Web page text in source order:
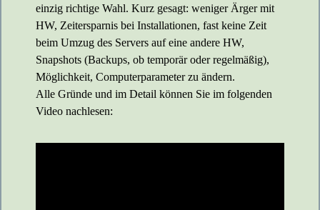
einzig richtige Wahl. Kurz gesagt: weniger Ärger mit
HW, Zeitersparnis bei Installationen, fast keine Zeit
beim Umzug des Servers auf eine andere HW,
Snapshots (Backups, ob temporär oder regelmäßig),
Möglichkeit, Computerparameter zu ändern.
Alle Gründe und im Detail können Sie im folgenden
Video nachlesen: